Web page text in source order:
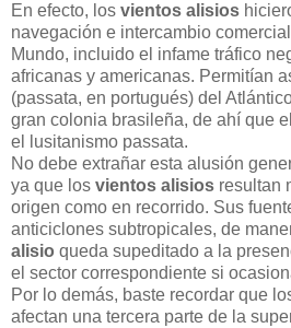
En efecto, los vientos alisios
navegación e intercambio
Mundo, incluido el infame tráfico
africanas y americanas. Permitían
(passata, en portugués) del
gran colonia brasileña, de ahí que
el lusitanismo passata.
No debe extrañar esta alusión
ya que los vientos alisios resultan
origen como en recorrido. Sus
anticiclones subtropicales, de
alisio queda supeditado a la
el sector correspondiente si
Por lo demás, baste recordar que
afectan una tercera parte de la